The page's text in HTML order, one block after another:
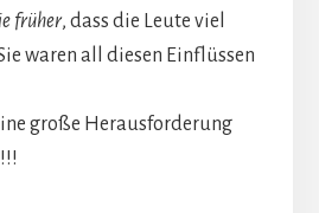
früher, dass die Leute viel
waren all diesen Einflüssen
große Herausforderung